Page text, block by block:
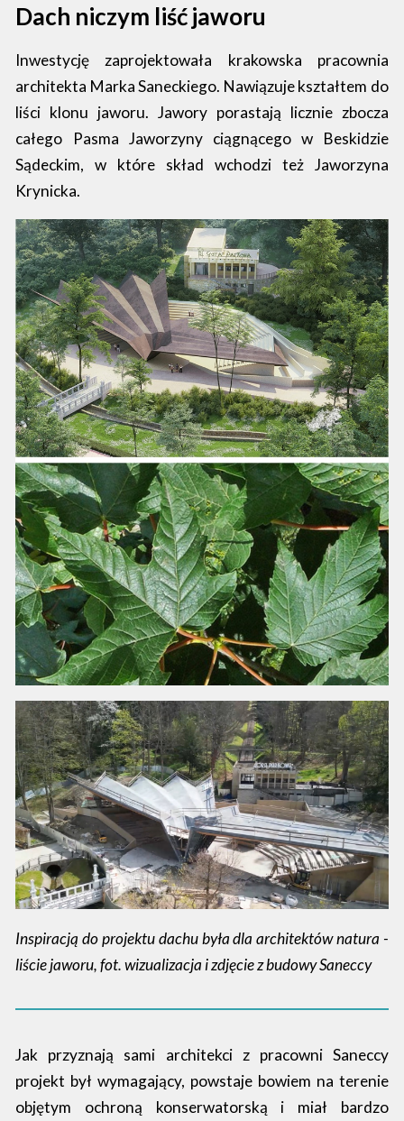
Dach niczym liść jaworu
Inwestycję zaprojektowała krakowska pracownia
architekta Marka Saneckiego. Nawiązuje kształtem do
liści klonu jaworu. Jawory porastają licznie zbocza
całego Pasma Jaworzyny ciągnącego w Beskidzie
Sądeckim, w które skład wchodzi też Jaworzyna
Krynicka.
Inspiracją do projektu dachu była dla architektów natura -
liście jaworu, fot. wizualizacja i zdjęcie z budowy Saneccy
Jak przyznają sami architekci z pracowni Saneccy
projekt był wymagający, powstaje bowiem na terenie
objętym ochroną konserwatorską i miał bardzo